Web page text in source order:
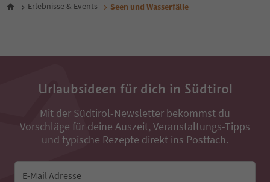
Erlebnisse & Events Seen und Wasserfälle
Urlaubsideen für dich in Südtirol
Mit der Südtirol-Newsletter bekommst du
Vorschläge für deine Auszeit, Veranstaltungs-Tipps
und typische Rezepte direkt ins Postfach.
E-Mail Adresse